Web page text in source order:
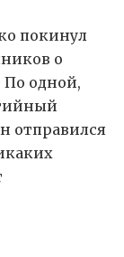
покинул
о
По одной,
отправился